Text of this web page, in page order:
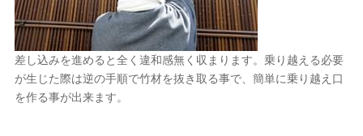
差し込みを進めると全く違和感無く収まります。乗り越える必要
が生じた際は逆の手順で竹材を抜き取る事で、簡単に乗り越え口
を作る事が出来ます。